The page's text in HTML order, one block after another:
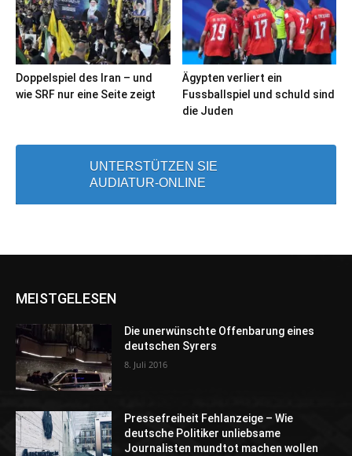
Doppelspiel des Iran – und
wie SRF nur eine Seite zeigt
Ägypten verliert ein
Fussballspiel und schuld sind
die Juden
UNTERSTÜTZEN SIE
AUDIATUR-ONLINE
MEISTGELESEN
Die unerwünschte Offenbarung eines
deutschen Syrers
8. Juli 2016
Pressefreiheit Fehlanzeige – Wie
deutsche Politiker unliebsame
Journalisten mundtot machen wollen